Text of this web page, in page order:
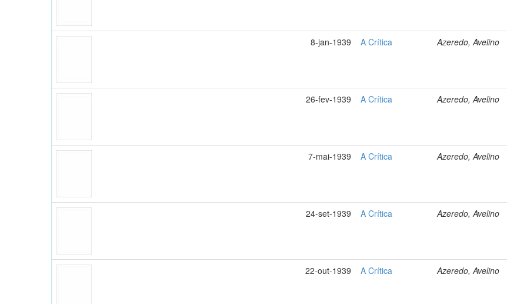
8-jan-1939 A Crítica Azeredo, Avelino
26-fev-1939 A Crítica Azeredo, Avelino
7-mai-1939 A Crítica Azeredo, Avelino
24-set-1939 A Crítica Azeredo, Avelino
22-out-1939 A Crítica Azeredo, Avelino